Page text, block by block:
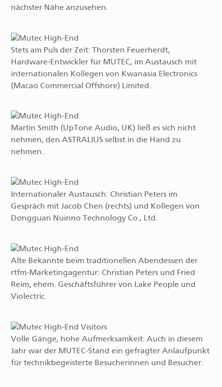
nächster Nähe anzusehen.
Stets am Puls der Zeit: Thorsten Feuerherdt,
Hardware-Entwickler für MUTEC, im Austausch mit
internationalen Kollegen von Kwanasia Electronics
(Macao Commercial Offshore) Limited.
Martin Smith (UpTone Audio, UK) ließ es sich nicht
nehmen, den ASTRALIUS selbst in die Hand zu
nehmen.
Internationaler Austausch: Christian Peters im
Gespräch mit Jacob Chen (rechts) und Kollegen von
Dongguan Nuinno Technology Co., Ltd.
Alte Bekannte beim traditionellen Abendessen der
rtfm-Marketingagentur: Christian Peters und Fried
Reim, ehem. Geschäftsführer von Lake People und
Violectric.
Volle Gänge, hohe Aufmerksamkeit: Auch in diesem
Jahr war der MUTEC-Stand ein gefragter Anlaufpunkt
für technikbegeisterte Besucherinnen und Besucher.